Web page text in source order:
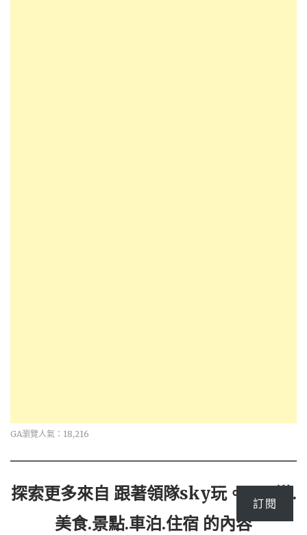
GA瀏覽人氣：18,216
探索更多來自 跟著領隊sky玩。一日遊.
美食.景點.車泊.住宿 的內容
訂閱